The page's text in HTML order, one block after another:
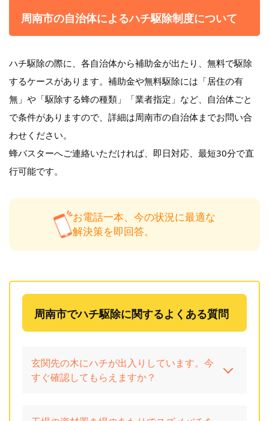
周南市の自治体によるハチ駆除制度について
ハチ駆除の際に、各自治体から補助金が出たり、無料で駆除
するケースがあります。補助金や無料駆除には「居住の有
無」や「駆除する蜂の種類」「業者指定」など、自治体ごと
で条件がありますので、詳細は周南市の自治体までお問い合
わせください。
蜂バスターへご連絡いただければ、即日対応、最短30分で直
行可能です。
お電話一本、今の状況に最適な
解決策を即回答。
周南市でハチ駆除に関するよくある質問
玄関先の木にハチが出入りしています。今
すぐ確認してもらえますか？